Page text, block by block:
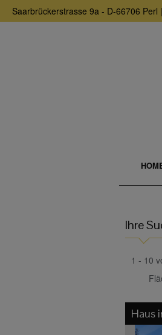
Saarbrückerstrasse 9a - D-66706 Perl |
Ihre
1 - 10
Haus